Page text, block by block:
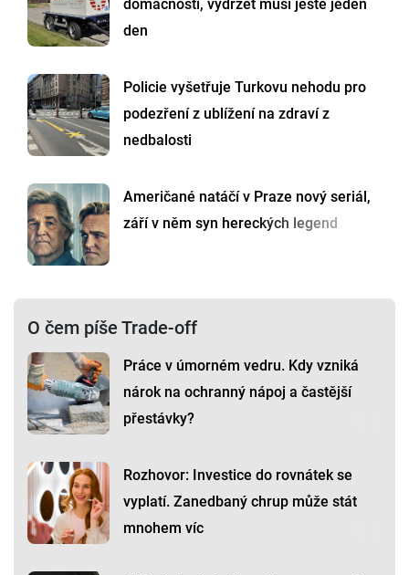
domácností, vydržet musí ještě jeden
den
Policie vyšetřuje Turkovu nehodu pro
podezření z ublížení na zdraví z
nedbalosti
Američané natáčí v Praze nový seriál,
září v něm syn hereckých legend
O čem píše Trade-off
Práce v úmorném vedru. Kdy vzniká
nárok na ochranný nápoj a častější
přestávky?
Rozhovor: Investice do rovnátek se
vyplatí. Zanedbaný chrup může stát
mnohem víc